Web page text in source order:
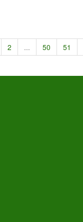
2 ... 50 51